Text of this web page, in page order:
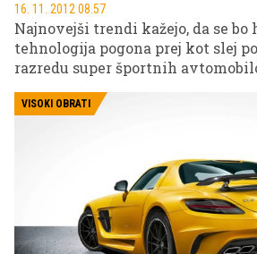
16. 11. 2012 08.57
Najnovejši trendi kažejo, da se bo
tehnologija pogona prej kot slej
razredu super športnih
njih je tudi model Motion podjetja
VISOKI OBRATI